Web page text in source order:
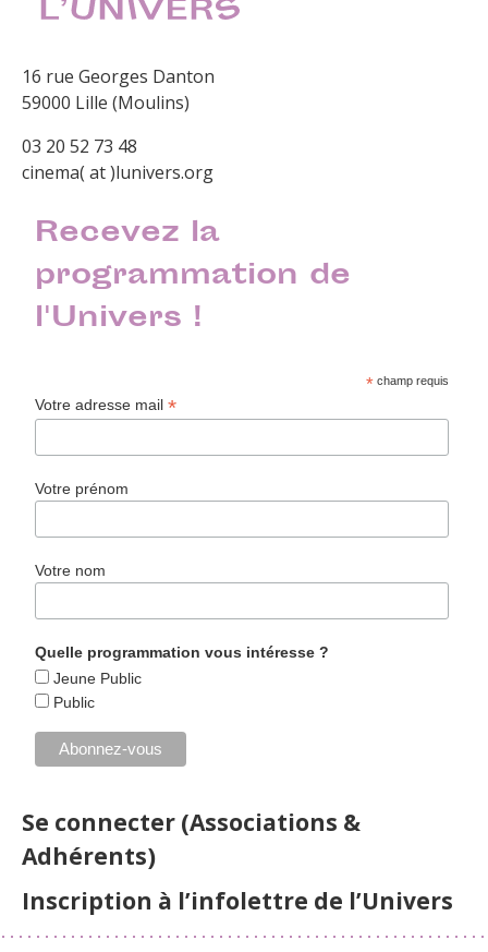
16 rue Georges Danton
59000 Lille (Moulins)
03 20 52 73 48
cinema( at )lunivers.org
Recevez la
programmation de
l'Univers !
* champ requis
Votre adresse mail*
Votre prénom
Votre nom
Quelle programmation vous intéresse ?
Jeune Public
Public
Se connecter (Associations &
Adhérents)
Inscription à l’infolettre de l’Univers